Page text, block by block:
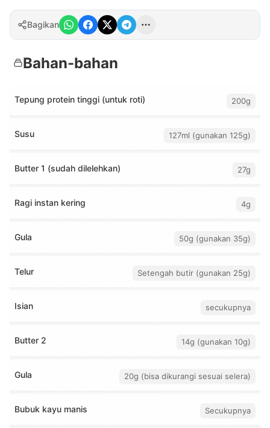
Bagikan
Bahan-bahan
Tepung protein tinggi (untuk roti) 200g
Susu 127ml (gunakan 125g)
Butter 1 (sudah dilelehkan) 27g
Ragi instan kering 4g
Gula 50g (gunakan 35g)
Telur Setengah butir (gunakan 25g)
Isian secukupnya
Butter 2 14g (gunakan 10g)
Gula 20g (bisa dikurangi sesuai selera)
Bubuk kayu manis Secukupnya